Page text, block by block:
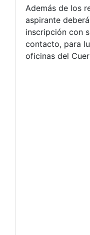
Además de los
aspirante
inscripción con
contacto, para
oficinas del